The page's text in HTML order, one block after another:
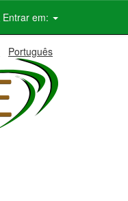
Entrar em:
Português